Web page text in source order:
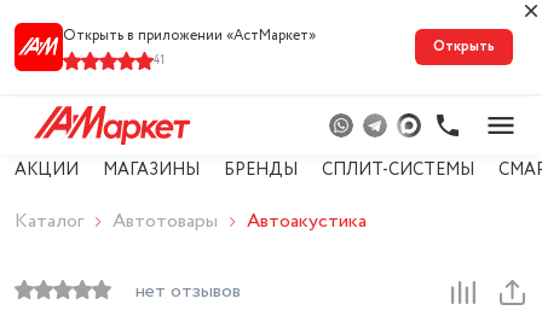
Открыть в приложении «АстМарке‪т‬»
41
Открыть
АКЦИИ МАГАЗИНЫ БРЕНДЫ СПЛИТ-СИСТЕМЫ
Каталог Автотовары Автоакустика
нет отзывов